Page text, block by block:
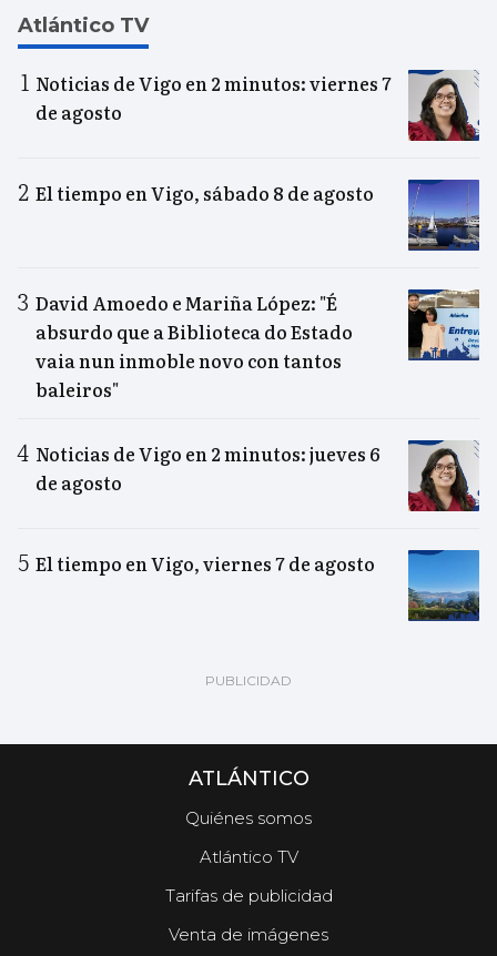
Atlántico TV
Noticias de Vigo en 2 minutos: viernes 7
de agosto
El tiempo en Vigo, sábado 8 de agosto
David Amoedo e Mariña López: "É
absurdo que a Biblioteca do Estado
vaia nun inmoble novo con tantos
baleiros"
Noticias de Vigo en 2 minutos: jueves 6
de agosto
El tiempo en Vigo, viernes 7 de agosto
ATLÁNTICO
Quiénes somos
Atlántico TV
Tarifas de publicidad
Venta de imágenes